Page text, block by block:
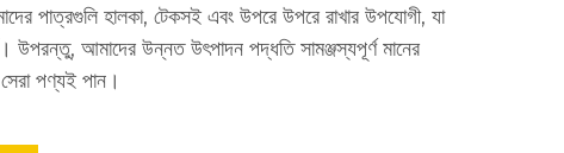
পাত্রগুলি হালকা, টেকসই এবং উপরে উপরে রাখার উপযোগী, যা
উপরন্তু, আমাদের উন্নত উৎপাদন পদ্ধতি সামঞ্জস্যপূর্ণ মানের
পণ্যই পান।